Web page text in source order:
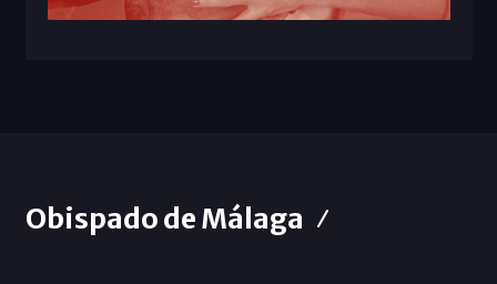
Obispado de Málaga